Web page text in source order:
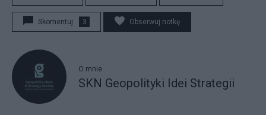
Skomentuj 3 Obserwuj notkę
O mnie
SKN Geopolityki Idei Strategii